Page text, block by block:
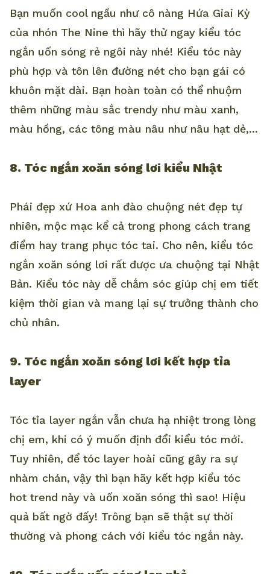
Bạn muốn cool ngầu như cô nàng Hứa Giai Kỳ
của nhón The Nine thì hãy thử ngay kiểu tóc
ngắn uốn sóng rẻ ngôi này nhé! Kiểu tóc này
phù hợp và tôn lên đường nét cho bạn gái có
khuôn mặt dài. Bạn hoàn toàn có thể nhuộm
thêm những màu sắc trendy như màu xanh,
màu hồng, các tông màu nâu như nâu hạt dẻ,...
8. Tóc ngắn xoăn sóng lơi kiểu Nhật
Phái đẹp xứ Hoa anh đào chuộng nét đẹp tự
nhiên, mộc mạc kể cả trong phong cách trang
điểm hay trang phục tóc tai. Cho nên, kiểu tóc
ngắn xoăn sóng lơi rất được ưa chuộng tại Nhật
Bản. Kiểu tóc này dễ chắm sóc giúp chị em tiết
kiệm thời gian và mang lại sự trưởng thành cho
chủ nhân.
9. Tóc ngắn xoăn sóng lơi kết hợp tỉa
layer
Tóc tỉa layer ngắn vẫn chưa hạ nhiệt trong lòng
chị em, khi có ý muốn định đổi kiểu tóc mới.
Tuy nhiên, để tóc layer hoài cũng gây ra sự
nhàm chán, vậy thì bạn hãy kết hợp kiểu tóc
hot trend này và uốn xoăn sóng thì sao! Hiệu
quả bất ngờ đấy! Trông bạn sẽ thật sự thời
thường và phong cách với kiểu tóc ngắn này.